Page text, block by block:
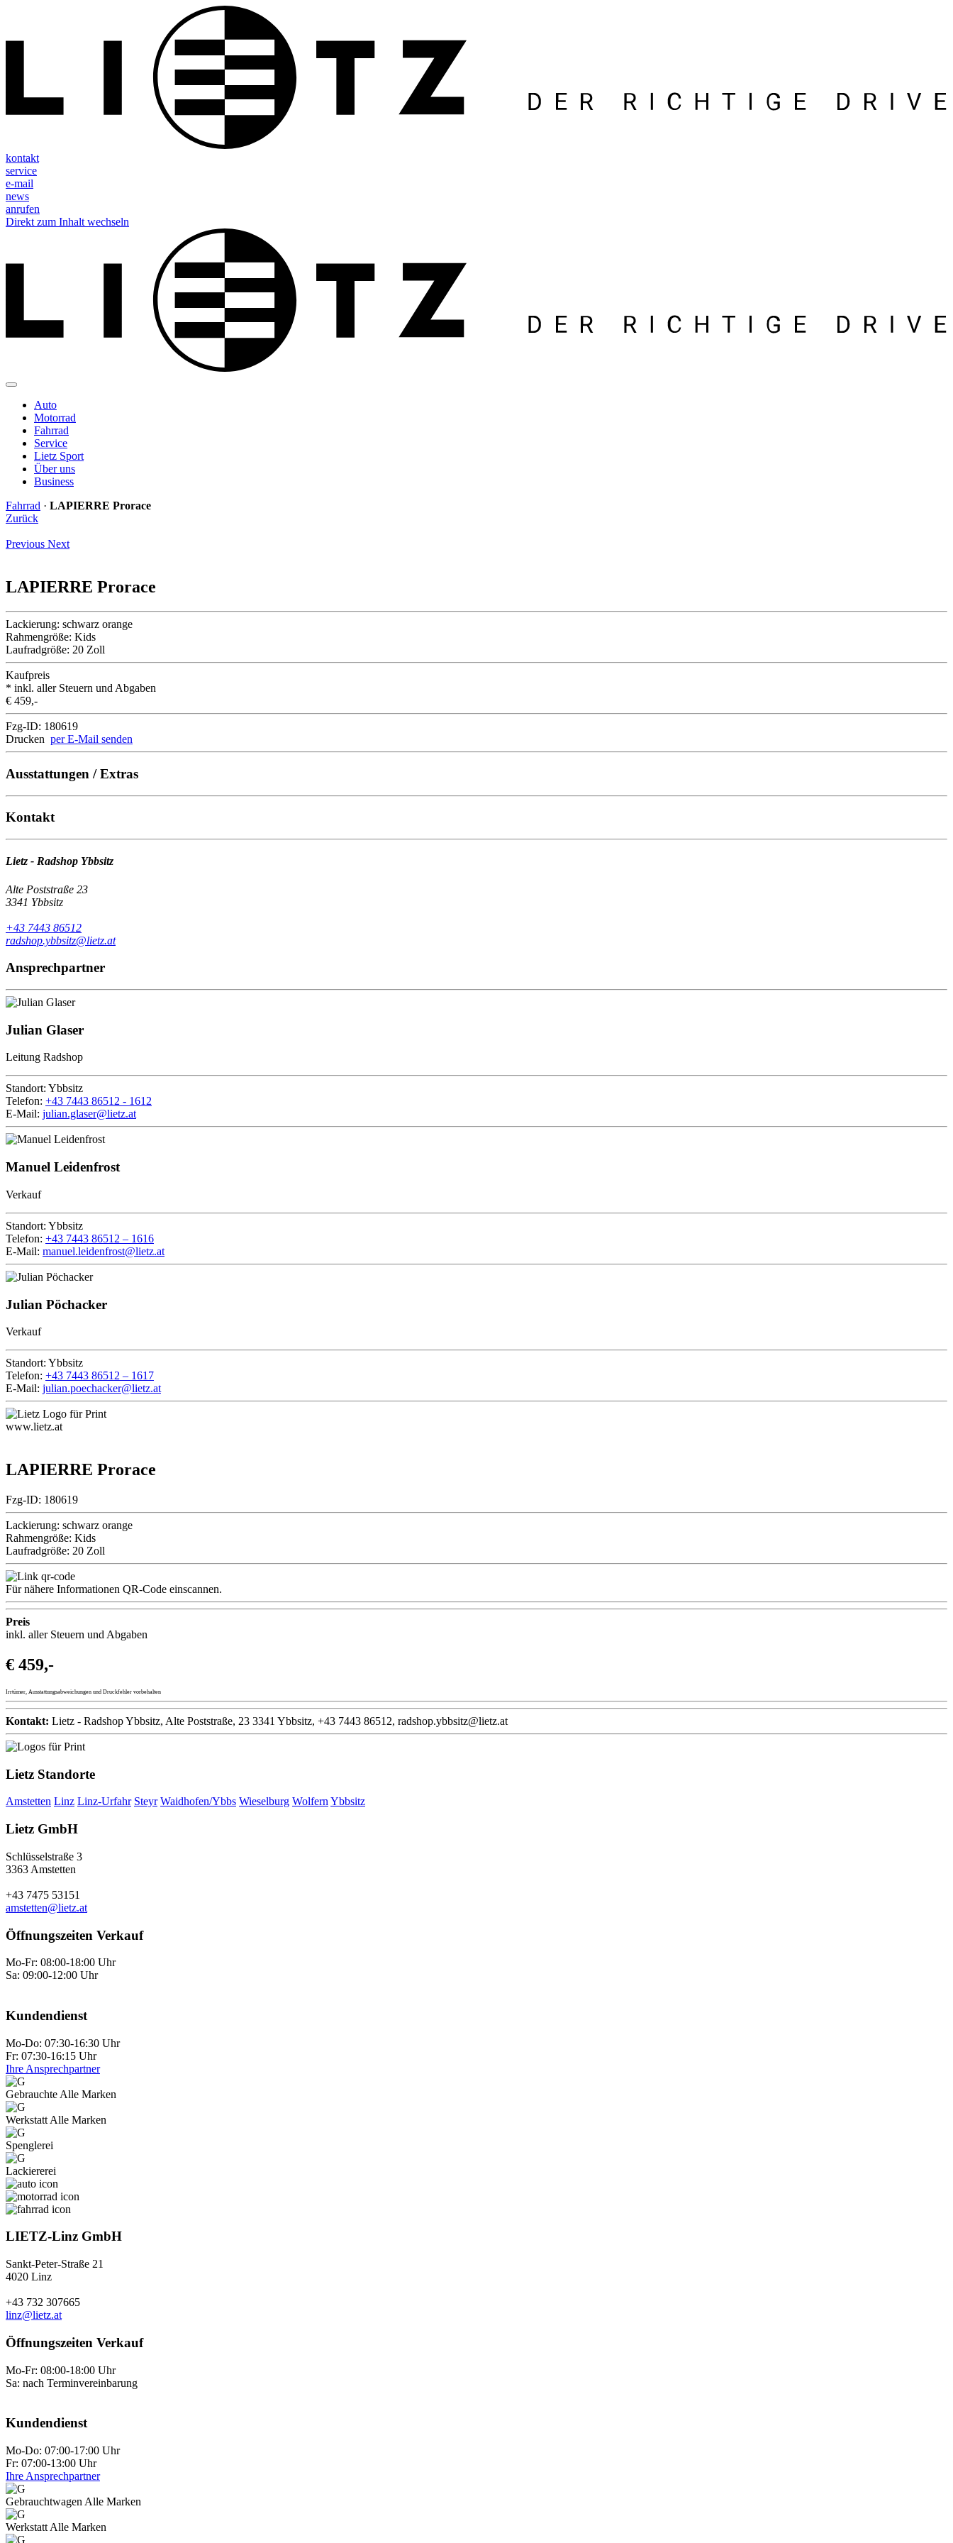
kontakt
service
e-mail
news
anrufen
Direkt zum Inhalt wechseln
Auto
Motorrad
Fahrrad
Service
Lietz Sport
Über uns
Business
Fahrrad · LAPIERRE Prorace
Zurück
Previous Next
LAPIERRE Prorace
Lackierung: schwarz orange
Rahmengröße: Kids
Laufradgröße: 20 Zoll
Kaufpreis
* inkl. aller Steuern und Abgaben
€ 459,-
Fzg-ID: 180619
Drucken per E-Mail senden
Ausstattungen / Extras
Kontakt
Lietz - Radshop Ybbsitz
Alte Poststraße 23
3341 Ybbsitz
+43 7443 86512
radshop.ybbsitz@lietz.at
Ansprechpartner
Julian Glaser
Leitung Radshop
Standort: Ybbsitz
Telefon: +43 7443 86512 - 1612
E-Mail: julian.glaser@lietz.at
Manuel Leidenfrost
Verkauf
Standort: Ybbsitz
Telefon: +43 7443 86512 – 1616
E-Mail: manuel.leidenfrost@lietz.at
Julian Pöchacker
Verkauf
Standort: Ybbsitz
Telefon: +43 7443 86512 – 1617
E-Mail: julian.poechacker@lietz.at
www.lietz.at
LAPIERRE Prorace
Fzg-ID: 180619
Lackierung: schwarz orange
Rahmengröße: Kids
Laufradgröße: 20 Zoll
Für nähere Informationen QR-Code einscannen.
Preis
inkl. aller Steuern und Abgaben
€ 459,-
Irrtümer, Ausstattungsabweichungen und Druckfehler vorbehalten
Kontakt: Lietz - Radshop Ybbsitz, Alte Poststraße, 23 3341 Ybbsitz, +43 7443 86512, radshop.ybbsitz@lietz.at
Lietz Standorte
Amstetten Linz Linz-Urfahr Steyr Waidhofen/Ybbs Wieselburg Wolfern Ybbsitz
Lietz GmbH
Schlüsselstraße 3
3363 Amstetten
+43 7475 53151
amstetten@lietz.at
Öffnungszeiten Verkauf
Mo-Fr: 08:00-18:00 Uhr
Sa: 09:00-12:00 Uhr
Kundendienst
Mo-Do: 07:30-16:30 Uhr
Fr: 07:30-16:15 Uhr
Ihre Ansprechpartner
Gebrauchte Alle Marken
Werkstatt Alle Marken
Spenglerei
Lackiererei
LIETZ-Linz GmbH
Sankt-Peter-Straße 21
4020 Linz
+43 732 307665
linz@lietz.at
Öffnungszeiten Verkauf
Mo-Fr: 08:00-18:00 Uhr
Sa: nach Terminvereinbarung
Kundendienst
Mo-Do: 07:00-17:00 Uhr
Fr: 07:00-13:00 Uhr
Ihre Ansprechpartner
Gebraucht­wagen Alle Marken
Werkstatt Alle Marken